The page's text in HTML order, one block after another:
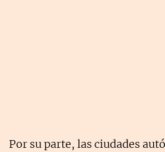
Por su parte, las ciudades